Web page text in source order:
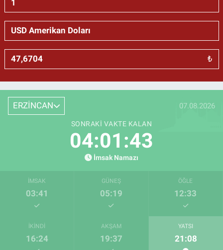
₺
ERZİNCAN 07.08.2026
SONRAKI VAKTE KALAN
04:01:42
İmsak Namazı
İMSAK
03:41
GÜNEŞ
05:19
ÖĞLE
12:33
İKINDI
16:24
AKŞAM
19:37
YATSI
21:08